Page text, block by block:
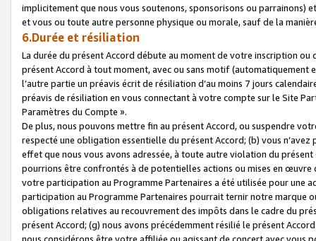
implicitement que nous vous soutenons, sponsorisons ou parrainons)
et vous ou toute autre personne physique ou morale, sauf de la
6.Durée et résiliation
La durée du présent Accord débute au moment de votre inscription
présent Accord à tout moment, avec ou sans motif (automatiquement
l’autre partie un préavis écrit de résiliation d’au moins 7 jours
préavis de résiliation en vous connectant à votre compte sur le Site
Paramètres du Compte ».
De plus, nous pouvons mettre fin au présent Accord, ou suspendre
respecté une obligation essentielle du présent Accord; (b) vous
effet que nous vous avons adressée, à toute autre violation du
pourrions être confrontés à de potentielles actions ou mises en
votre participation au Programme Partenaires a été utilisée pour une
participation au Programme Partenaires pourrait ternir notre marque
obligations relatives au recouvrement des impôts dans le cadre du
présent Accord; (g) nous avons précédemment résilié le présent
nous considérons être votre affiliée ou agissant de concert avec vous